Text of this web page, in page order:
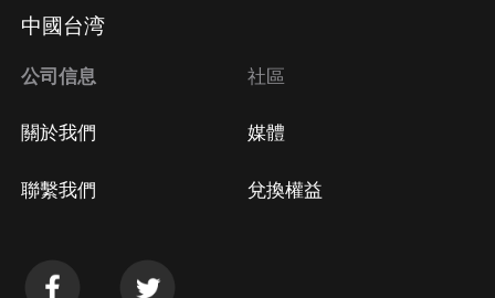
中國台湾
公司信息
關於我們
聯繫我們
社區
媒體
兌換權益